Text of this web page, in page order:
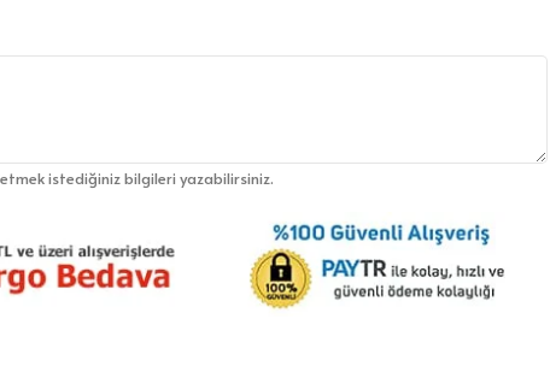
istediğiniz bilgileri yazabilirsiniz.